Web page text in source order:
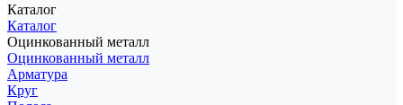
Каталог
Каталог
Оцинкованный металл
Оцинкованный металл
Арматура
Круг